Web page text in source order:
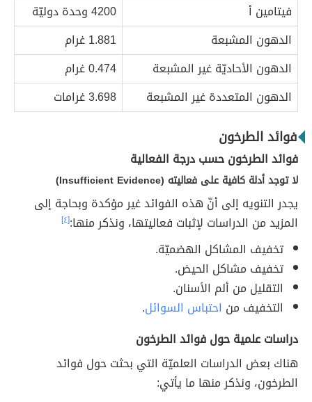
فيتامين أ
4200 وحدة دوليّة
الدهون المشبعة
1.881 غرام
الدهون الأحاديّة غير المشبعة
0.474 غرام
الدهون المتعددة غير المشبعة
3.698 غرامات
فوائد الطرخون
فوائد الطرخون حسب درجة الفعالية
لا توجد أدلة كافية على فعاليته (Insufficient Evidence)
يجدر التنويه إلى أنّ هذه الفوائد غير مؤكدة وبحاجة إلى
المزيد من الدراسات لإثبات فعاليتها، ونذكر منها:[٤]
تخفيف المشاكل الهضميّة.
تخفيف مشاكل الحيض.
التقليل من ألم الأسنان.
التخفيف من احتباس السوائل.
دراسات علمية حول فوائد الطرخون
هناك بعض الدراسات العلميّة التي بحثت حول فوائد
الطرخون، ونذكر منها ما يأتي: